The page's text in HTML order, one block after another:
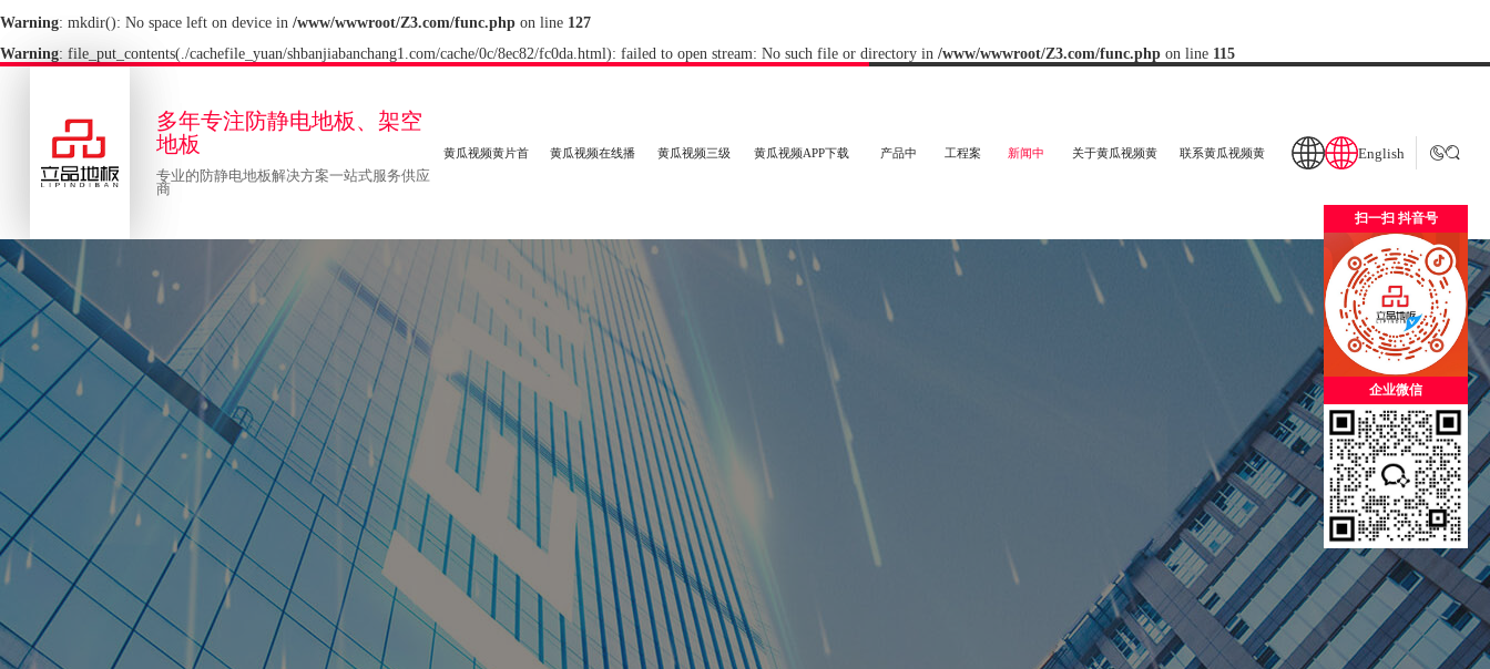
Warning: mkdir(): No space left on device in /www/wwwroot/Z3.com/func.php on line 127
Warning: file_put_contents(./cachefile_yuan/shbanjiabanchang1.com/cache/0c/8ec82/fc0da.html): failed to open stream: No such file or directory in /www/wwwroot/Z3.com/func.php on line 115
多年专注防静电地板、架空
地板
专业的防静电地板解决方案一站式服务供应
商
黄瓜视频黄片首 黄瓜视频在线播 黄瓜视频三级
片
黄瓜视频APP下载
链接
产品中
心
工程案 新闻中 关于黄瓜视频黄 联系黄瓜视频黄 English 
扫一扫 抖音号
企业微信